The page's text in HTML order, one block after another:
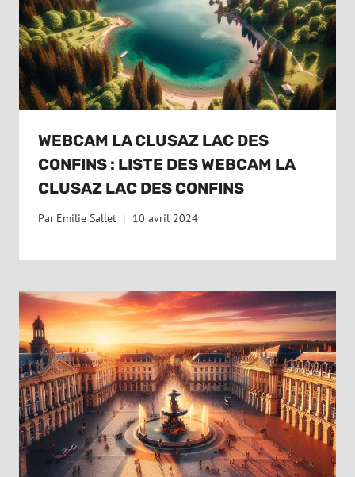
WEBCAM LA CLUSAZ LAC DES
CONFINS : LISTE DES WEBCAM LA
CLUSAZ LAC DES CONFINS
Par Emilie Sallet 10 avril 2024